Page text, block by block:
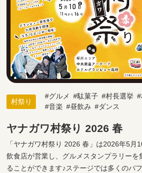
村祭り
グルメ 駄菓子 村長選挙
音楽
昼飲み ダンス
ヤナガワ村祭り 2026 春
「ヤナガワ村祭り 2026 春」は2026年5月
飲食店が営業し、グルメスタンプラリーを
ることができます♪ステージでは多くのパ